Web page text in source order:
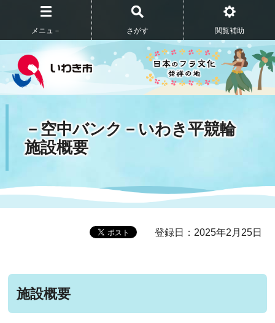
メニュ－ さがす 閲覧補助
－空中バンク－いわき平競輪
施設概要
登録日：2025年2月25日
施設概要